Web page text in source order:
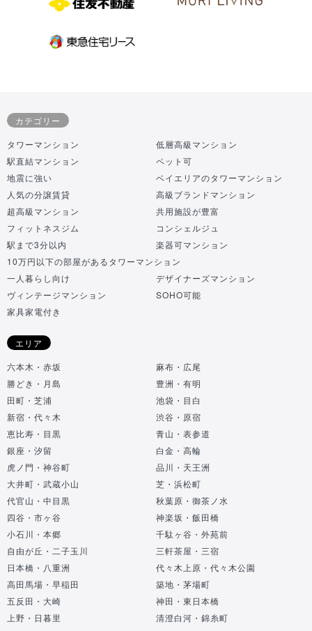
カテゴリー
タワーマンション
低層高級マンション
駅直結マンション
ペット可
地震に強い
ベイエリアのタワーマンション
人気の分譲賃貸
高級ブランドマンション
超高級マンション
共用施設が豊富
フィットネスジム
コンシェルジュ
駅まで3分以内
楽器可マンション
10万円以下の部屋があるタワーマンション
一人暮らし向け
デザイナーズマンション
ヴィンテージマンション
SOHO可能
家具家電付き
エリア
六本木・赤坂
麻布・広尾
勝どき・月島
豊洲・有明
田町・芝浦
池袋・目白
新宿・代々木
渋谷・原宿
恵比寿・目黒
青山・表参道
銀座・汐留
白金・高輪
虎ノ門・神谷町
品川・天王洲
大井町・武蔵小山
芝・浜松町
代官山・中目黒
秋葉原・御茶ノ水
四谷・市ヶ谷
神楽坂・飯田橋
小石川・本郷
千駄ヶ谷・外苑前
自由が丘・二子玉川
三軒茶屋・三宿
日本橋・八重洲
代々木上原・代々木公園
高田馬場・早稲田
築地・茅場町
五反田・大崎
神田・東日本橋
上野・日暮里
清澄白河・錦糸町